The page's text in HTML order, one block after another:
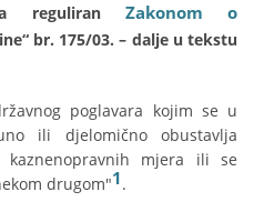
reguliran Zakonom o
br. 175/03. – dalje u tekstu
poglavara kojim se u
ili djelomično obustavlja
mjera ili se
drugom"1.